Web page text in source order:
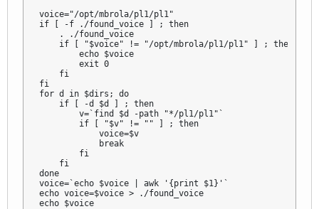
voice="/opt/mbrola/pl1/pl1"
if [ -f ./found_voice ] ; then
    . ./found_voice
    if [ "$voice" != "/opt/mbrola/pl1/pl1" ] ; then
        echo $voice
        exit 0
    fi
fi
for d in $dirs; do
    if [ -d $d ] ; then
        v=`find $d -path "*/pl1/pl1"`
        if [ "$v" != "" ] ; then
            voice=$v
            break
        fi
    fi
done
voice=`echo $voice | awk '{print $1}'`
echo voice=$voice > ./found_voice
echo $voice